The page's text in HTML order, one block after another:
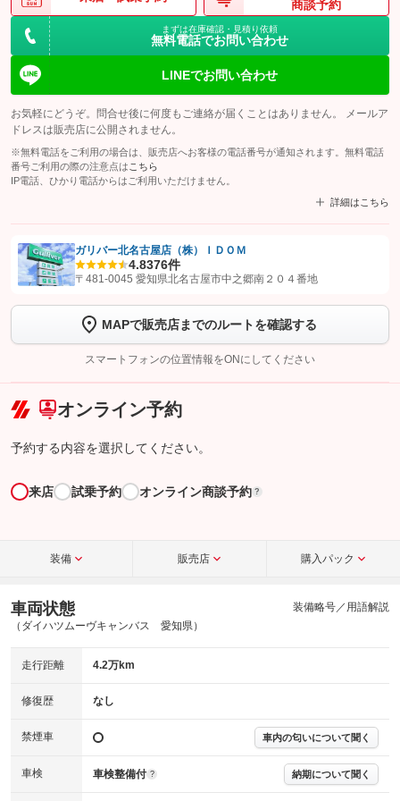
商談予約
まずは在庫確認・見積り依頼
無料電話でお問い合わせ
LINEでお問い合わせ
お気軽にどうぞ。問合せ後に何度もご連絡が届くことはありません。 メールア
ドレスは販売店に公開されません。
※無料電話をご利用の場合は、販売店へお客様の電話番号が通知されます。無料電話
番号ご利用の際の注意点は こちら
IP電話、ひかり電話からはご利用いただけません。
詳細はこちら
【STEP1】認証画面でグーネットを友だち追加してから「許可する」ボタンを押
トーク画面で
ボタンをタップして問い合わせを
完了してください。
こちら
ガリバー北名古屋店（株）ＩＤＯＭ
4.8376件
〒481-0045 愛知県北名古屋市中之郷南２０４番地
MAPで販売店までのルートを確認する
スマートフォンの位置情報をONにしてください
オンライン予約
予約する内容を選択してください。
来店 試乗予約 オンライン商談予約 ?
装備 販売店 購入パック
車両状態
（ダイハツムーヴキャンバス 愛知県）
装備略号／用語解説
走行距離 4.2万km
修復歴 なし
禁煙車 車内の匂いについて聞く
車検 車検整備付 ? 納期について聞く